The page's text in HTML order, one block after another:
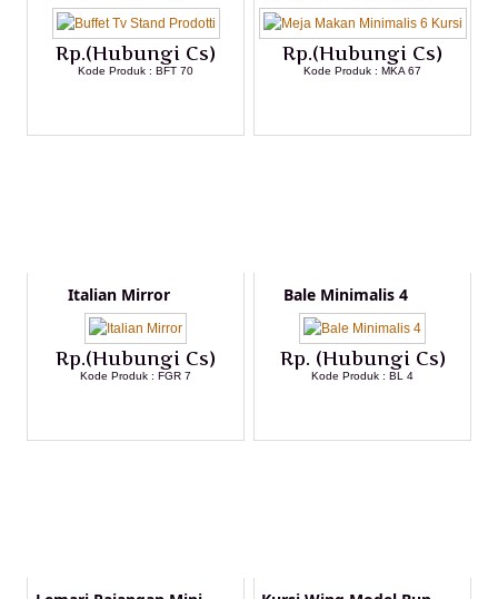
Rp.(Hubungi Cs)
Kode Produk : BFT 70
Rp.(Hubungi Cs)
Kode Produk : MKA 67
Italian Mirror
Rp.(Hubungi Cs)
Kode Produk : FGR 7
Bale Minimalis 4
Rp. (Hubungi Cs)
Kode Produk : BL 4